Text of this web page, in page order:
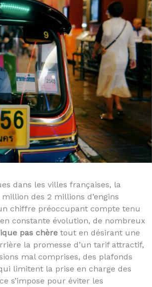
dans les villes françaises, la
des 2 millions d’engins
chiffre préoccupant compte tenu
constante évolution, de nombreux
pas chèretout en désirant une
la promesse d’un tarif attractif,
mal comprises, des plafonds
limitent la prise en charge des
s’impose pour éviter les